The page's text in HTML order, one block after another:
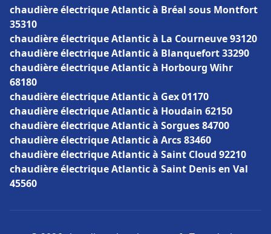
chaudière électrique Atlantic à Bréal sous Montfort
35310
chaudière électrique Atlantic à La Courneuve 93120
chaudière électrique Atlantic à Blanquefort 33290
chaudière électrique Atlantic à Horbourg Wihr
68180
chaudière électrique Atlantic à Gex 01170
chaudière électrique Atlantic à Houdain 62150
chaudière électrique Atlantic à Sorgues 84700
chaudière électrique Atlantic à Arcs 83460
chaudière électrique Atlantic à Saint Cloud 92210
chaudière électrique Atlantic à Saint Denis en Val
45560